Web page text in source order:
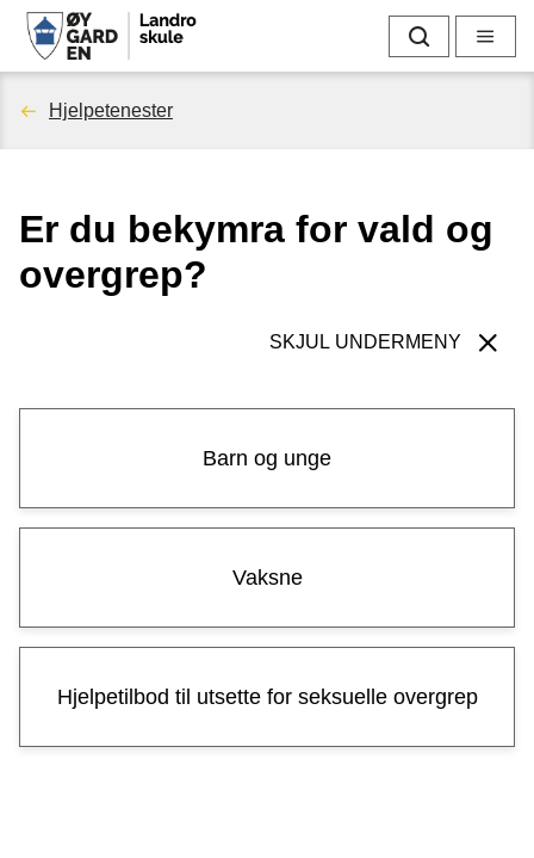
L
a
r
o
k
u
l
Søk Meny
Du
her:
Hjelpetenester
Er du bekymra for vald og
overgrep?
SKJUL UNDERMENY
Barn og unge
Vaksne
Hjelpetilbod til utsette for seksuelle overgrep